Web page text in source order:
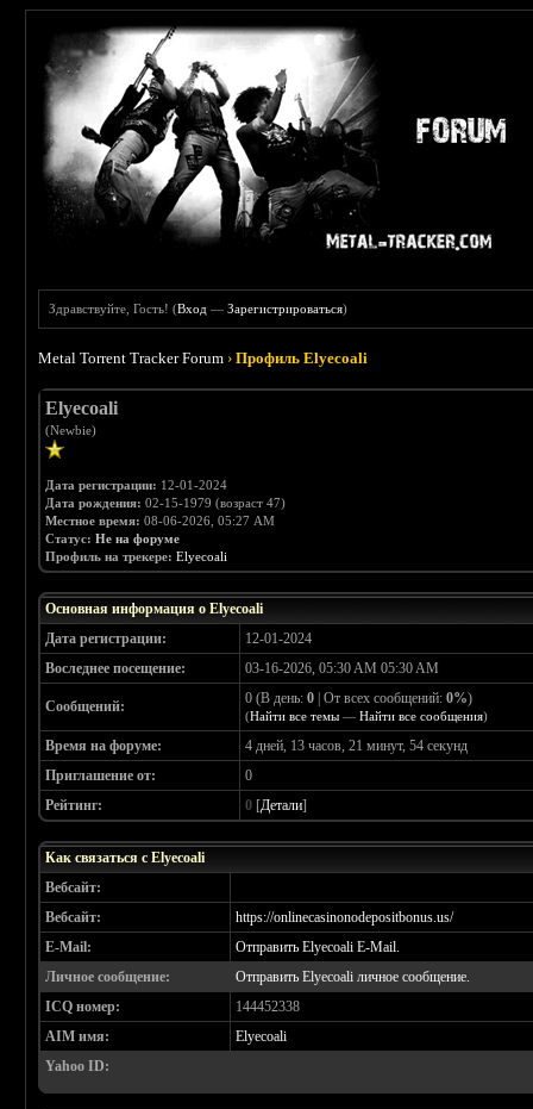
Здравствуйте, Гость! (Вход —Зарегистрироваться)
Metal Torrent Tracker Forum ›Профиль Elyecoali
Elyecoali
(Newbie)
Дата регистрации: 12-01-2024
Дата рождения: 02-15-1979 (возраст 47)
Местное время: 08-06-2026, 05:27 AM
Статус: Не на форуме
Профиль на трекере: Elyecoali
Основная информация о Elyecoali
Дата регистрации:
12-01-2024
Воследнее посещение:
03-16-2026, 05:30 AM 05:30 AM
Сообщений: 0 (В день:0 | От всех сообщений:0%)
(Найти все темы —Найти все сообщения)
Время на форуме:
4 дней, 13 часов, 21 минут, 54 секунд
Приглашение от:
0
Рейтинг:
0 [Детали]
Как связаться с Elyecoali
Вебсайт:
Вебсайт:
https://onlinecasinonodepositbonus.us/
E-Mail:
Отправить Elyecoali E-Mail.
Личное сообщение:
Отправить Elyecoali личное сообщение.
ICQ номер:
144452338
AIM имя:
Elyecoali
Yahoo ID: